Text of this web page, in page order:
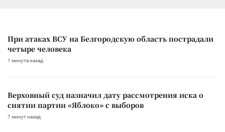
При атаках ВСУ на Белгородскую область пострадали
четыре человека
1 минута назад
Верховный суд назначил дату рассмотрения иска о
снятии партии «Яблоко» с выборов
7 минут назад